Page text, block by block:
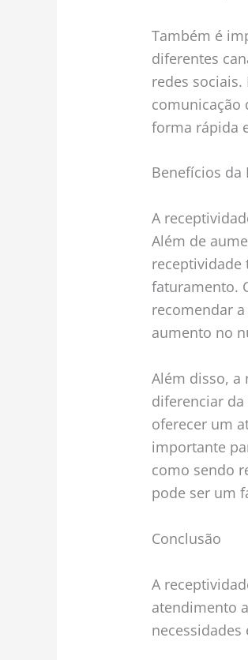
Também é
diferentes
redes
comunicação
forma rápida
Benefícios da
A
Além de
receptividade
faturamento.
recomendar
aumento no
Além disso, a
diferenciar
oferecer um
importante
como sendo
pode ser um
Conclusão
A
atendimento